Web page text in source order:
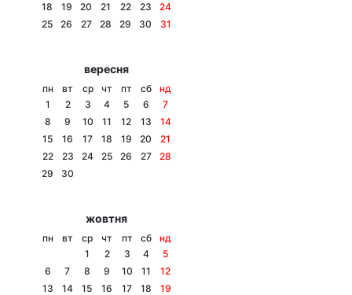
Тема оформлення
18
19 20 21 22 23
24
25
26 27 28 29 30 31
вересня
пн вт ср чт пт сб
нд
1
2 3 4 5 6
7
8
9 10 11 12 13
14
15
16 17 18 19 20
21
22
23 24 25 26 27
28
29
30
жовтня
пн вт ср чт пт сб
нд
1
2 3 4
5
6
7 8 9 10 11
12
13
14 15 16 17 18
19